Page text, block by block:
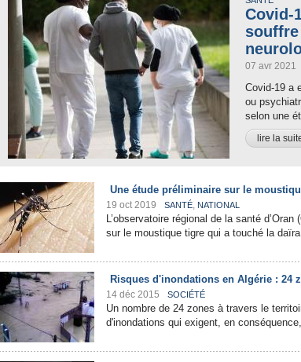
Covid-
07 avr 2021
Covid-19 a
ou
selon une
lire la
Une étude préliminaire sur le
19 oct 2019 SANTÉ, NATIONAL
L’observatoire régional de la santé
sur le moustique tigre qui a touché la
Risques d'inondations en Algérie : 24
14 déc 2015 SOCIÉTÉ
Un nombre de 24 zones à travers le
d'inondations qui exigent, en